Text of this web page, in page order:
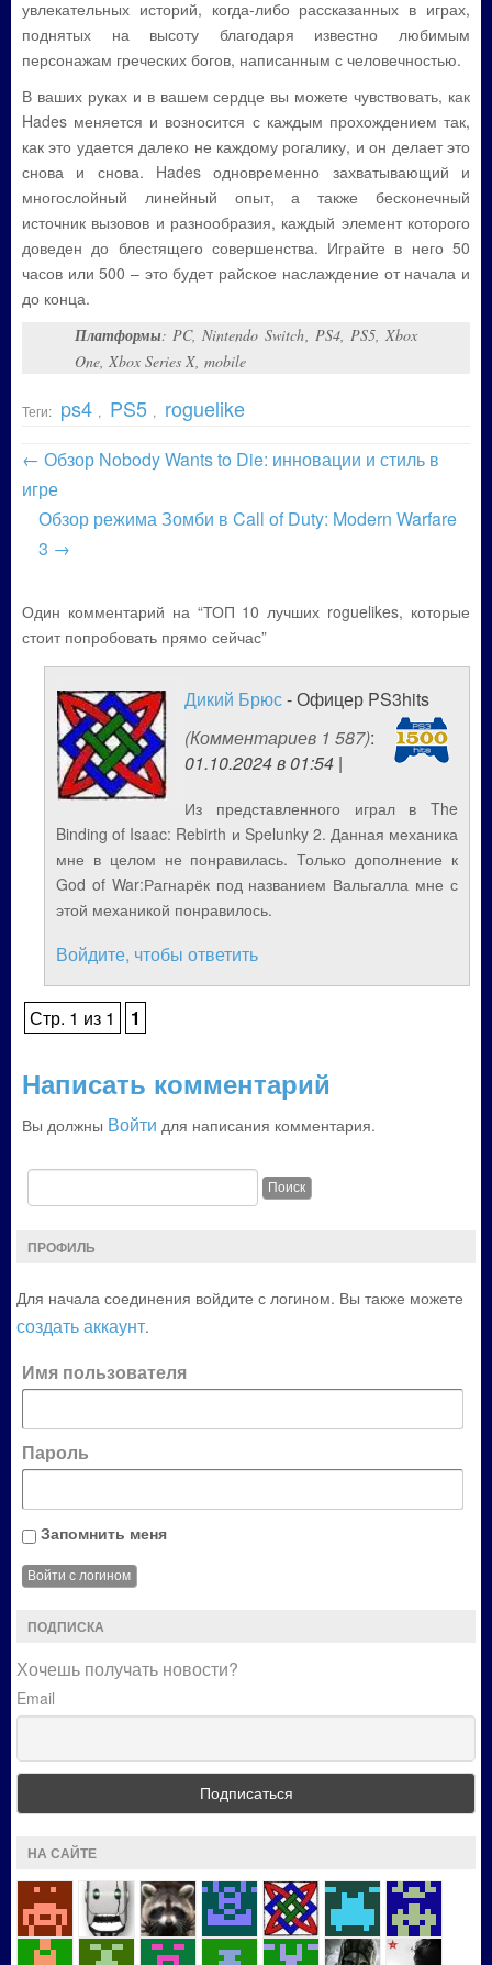
увлекательных историй, когда-либо рассказанных в играх,
поднятых на высоту благодаря известно любимым
персонажам греческих богов, написанным с человечностью.
В ваших руках и в вашем сердце вы можете чувствовать, как
Hades меняется и возносится с каждым прохождением так,
как это удается далеко не каждому рогалику, и он делает это
снова и снова. Hades одновременно захватывающий и
многослойный линейный опыт, а также бесконечный
источник вызовов и разнообразия, каждый элемент которого
доведен до блестящего совершенства. Играйте в него 50
часов или 500 – это будет райское наслаждение от начала и
до конца.
Платформы: PC, Nintendo Switch, PS4, PS5, Xbox
One, Xbox Series X, mobile
Теги: ps4 , PS5 , roguelike
← Обзор Nobody Wants to Die: инновации и стиль в
игре
Обзор режима Зомби в Call of Duty: Modern Warfare
3 →
Один комментарий на “ТОП 10 лучших roguelikes, которые
стоит попробовать прямо сейчас”
Дикий Брюс- Офицер PS3hits
(Комментариев 1 587):
01.10.2024 в 01:54 |
Из представленного играл в The
Binding of Isaac: Rebirth и Spelunky 2. Данная механика
мне в целом не понравилась. Только дополнение к
God of War:Рагнарёк под названием Вальгалла мне с
этой механикой понравилось.
Войдите, чтобы ответить
Стр. 1 из 1 1
Написать комментарий
Вы должны Войти для написания комментария.
ПРОФИЛЬ
Для начала соединения войдите с логином. Вы также можете
создать аккаунт.
Имя пользователя
Пароль
Запомнить меня
ПОДПИСКА
Хочешь получать новости?
Email
НА САЙТЕ